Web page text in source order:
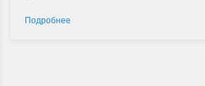
Подробнее